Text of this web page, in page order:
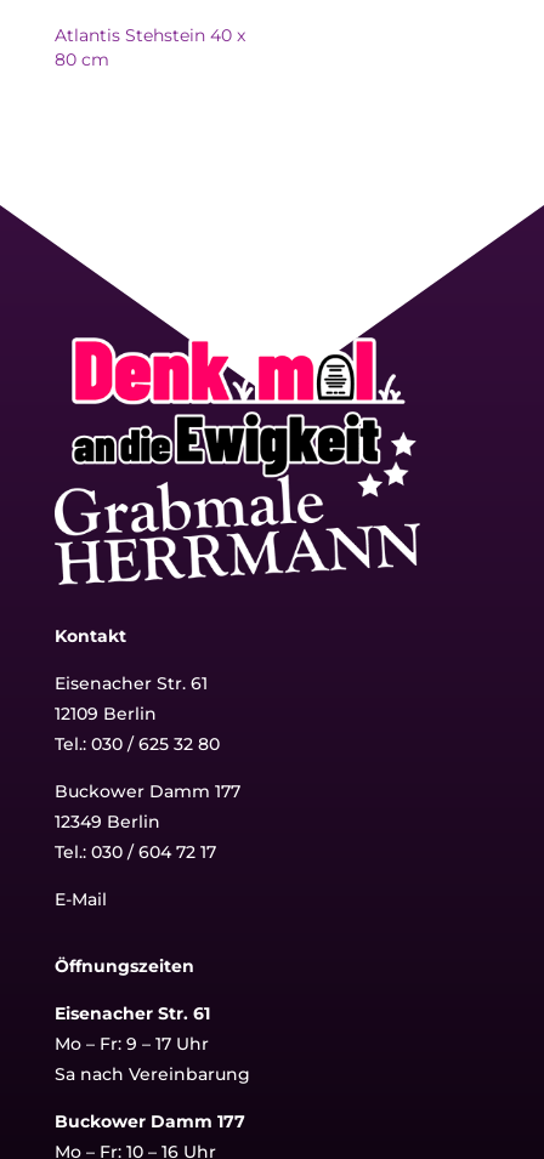
Atlantis Stehstein 40 x
80 cm
Kontakt
Eisenacher Str. 61
12109 Berlin
Tel.: 030 / 625 32 80
Buckower Damm 177
12349 Berlin
Tel.: 030 / 604 72 17
E-Mail
Öffnungszeiten
Eisenacher Str. 61
Mo – Fr: 9 – 17 Uhr
Sa nach Vereinbarung
Buckower Damm 177
Mo – Fr: 10 – 16 Uhr